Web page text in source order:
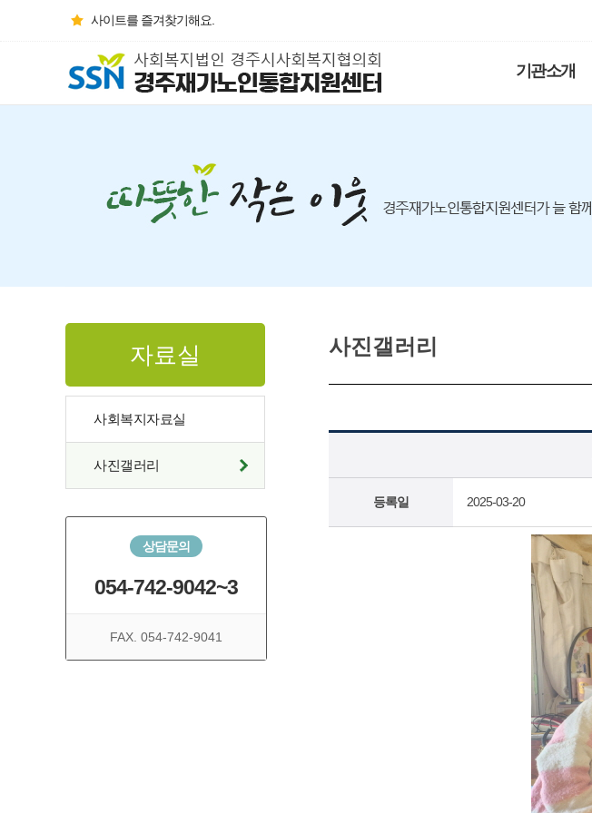
사이트를 즐겨찾기해요.
기관소개
자료실
사회복지자료실
사진갤러리
상담문의
054-742-9042~3
FAX. 054-742-9041
사진갤러리
등록일 2025-03-20